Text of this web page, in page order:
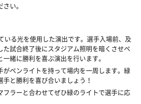
い。
いる光を使用した演出です。選手入場前、及
た試合終了後にスタジアム照明を暗くさせペ
緒に勝利を喜ぶ演出を行います。
がペンライトを持って場内を一周します。緑
と勝利を喜び合いましょう！
フラーと合わせてぜひ緑のライトで選手に応